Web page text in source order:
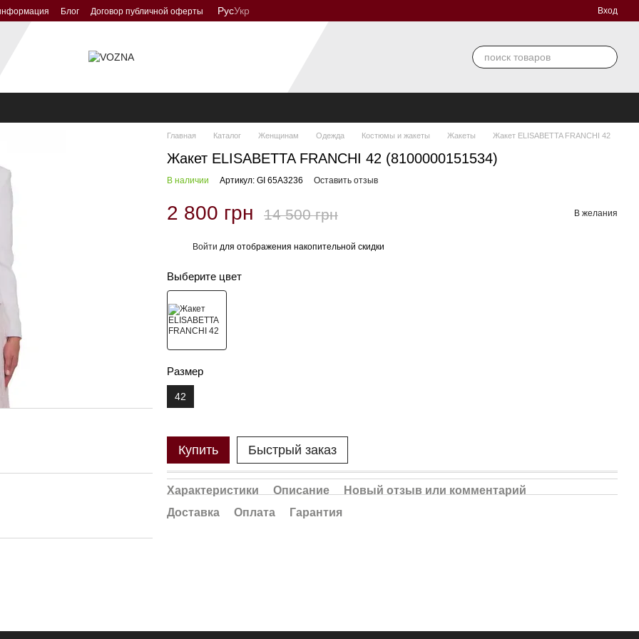
Блог Договор публичной оферты РусУкр Вход
Главная Каталог Женщинам Одежда Костюмы и жакеты Жакеты Жакет ELISABETTA FRANCHI 42
Жакет ELISABETTA FRANCHI 42 (8100000151534)
В наличии Артикул: GI 65A3236 Оставить отзыв
2 800 грн 14 500 грн В желания
Войти для отображения накопительной скидки
Выберите цвет
Размер
42
Купить Быстрый заказ
Характеристики Описание
Новый отзыв или комментарий
Доставка
Оплата Гарантия